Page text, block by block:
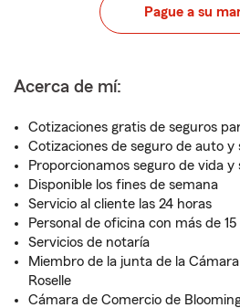
Pague a su
Acerca de mí:
Cotizaciones gratis de seguros
Cotizaciones de seguro de auto y
Proporcionamos seguro de vida y
Disponible los fines de semana
Servicio al cliente las 24 horas
Personal de oficina con más de
Servicios de notaría
Miembro de la junta de la
Roselle
Cámara de Comercio de